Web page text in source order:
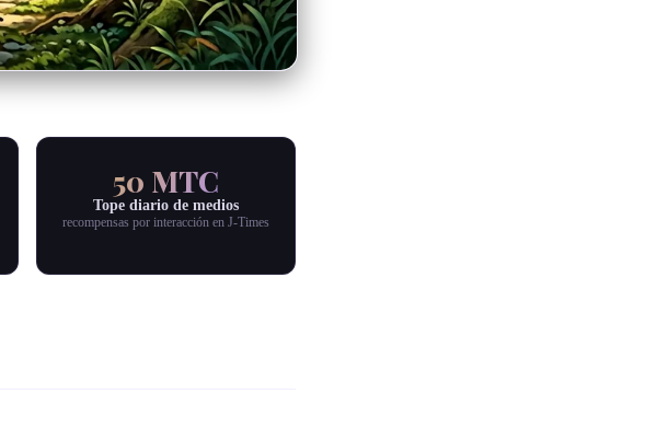
50 MTC
Tope diario de medios
recompensas por interacción en J-Times